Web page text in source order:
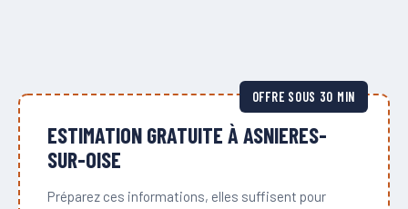
OFFRE SOUS 30 MIN
ESTIMATION GRATUITE À ASNIERES-
SUR-OISE
Préparez ces informations, elles suffisent pour